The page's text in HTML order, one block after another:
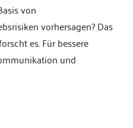
von
vorhersagen? Das
es. Für bessere
und